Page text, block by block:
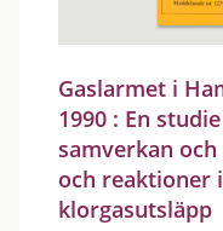
Gaslarmet i
1990 : En
samverkan
och reaktioner
klorgasutsläpp